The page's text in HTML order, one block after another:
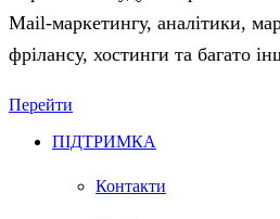
Mail-маркетингу, аналітики,
фрілансу, хостинги та багато
Перейти
ПІДТРИМКА
Контакти